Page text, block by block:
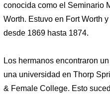
conocida como el Seminario
Worth. Estuvo en Fort Worth
desde 1869 hasta 1874.
Los hermanos encontraron
una universidad en Thorp
& Female College. Esto